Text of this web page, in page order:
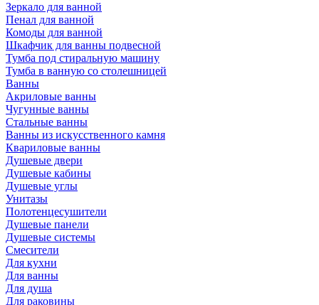
Зеркало для ванной
Пенал для ванной
Комоды для ванной
Шкафчик для ванны подвесной
Тумба под стиральную машину
Тумба в ванную со столешницей
Ванны
Акриловые ванны
Чугунные ванны
Стальные ванны
Ванны из искусственного камня
Квариловые ванны
Душевые двери
Душевые кабины
Душевые углы
Унитазы
Полотенцесушители
Душевые панели
Душевые системы
Смесители
Для кухни
Для ванны
Для душа
Для раковины